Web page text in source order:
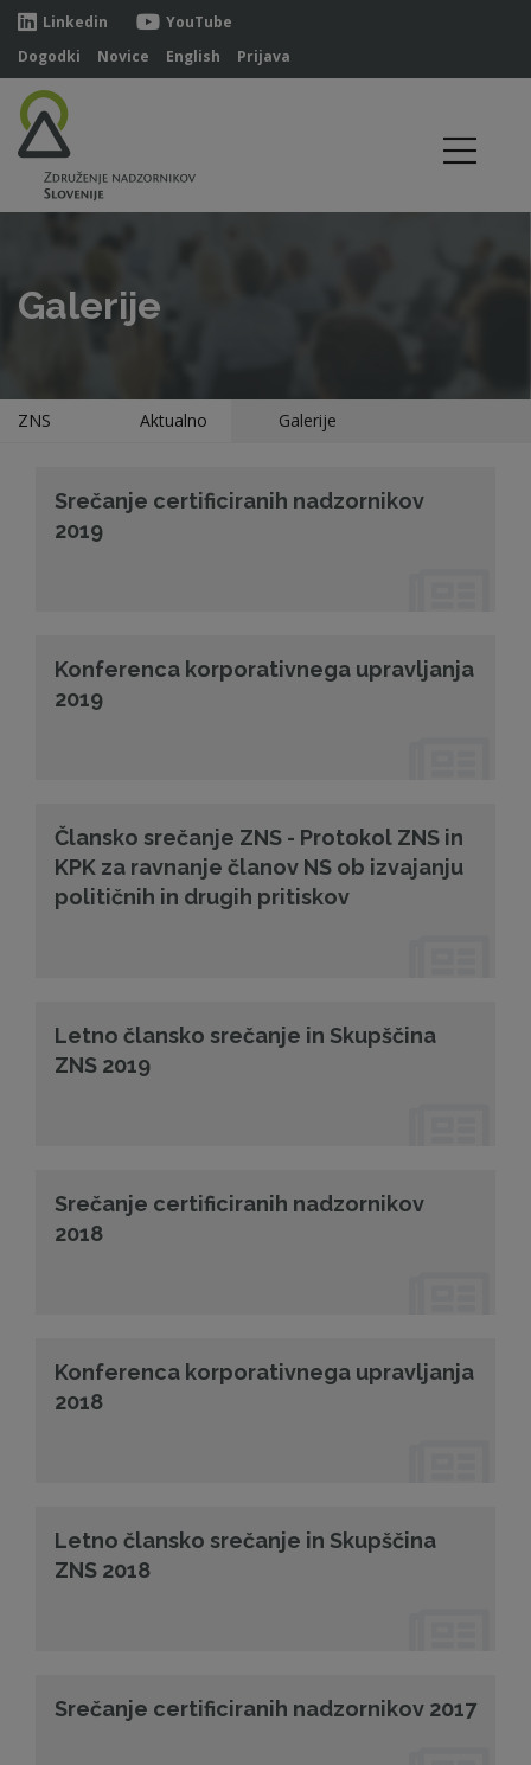
Linkedin
YouTube
Dogodki
Novice English Prijava
Galerije
ZNS Aktualno Galerije
Srečanje certificiranih nadzornikov
2019
Konferenca korporativnega upravljanja
2019
Člansko srečanje ZNS - Protokol ZNS in
KPK za ravnanje članov NS ob izvajanju
političnih in drugih pritiskov
Letno člansko srečanje in Skupščina
ZNS 2019
Srečanje certificiranih nadzornikov
2018
Konferenca korporativnega upravljanja
2018
Letno člansko srečanje in Skupščina
ZNS 2018
Srečanje certificiranih nadzornikov 2017